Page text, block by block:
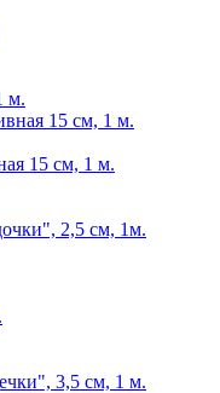
м.
15 см, 1 м.
2,5 см, 1м.
3,5 см, 1 м.